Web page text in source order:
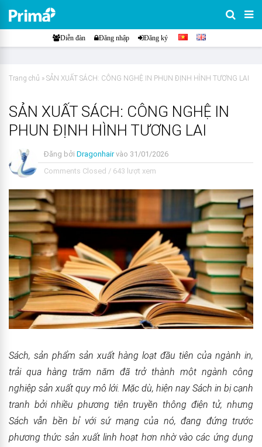
Diễn đàn Đăng nhập Đăng ký
Trang chủ » SẢN XUẤT SÁCH: CÔNG NGHỆ IN PHUN ĐỊNH HÌNH TƯƠNG LAI
SẢN XUẤT SÁCH: CÔNG NGHỆ IN
PHUN ĐỊNH HÌNH TƯƠNG LAI
Đăng bởi Dragonhairvào 31/01/2026
Comments Closed / 643 lượt xem
Sách, sản phẩm sản xuất hàng loạt đầu tiên của ngành in,
trải qua hàng trăm năm đã trở thành một ngành công
nghiệp sản xuất quy mô lới. Mặc dù, hiện nay Sách in bị cạnh
tranh bởi nhiều phương tiện truyền thông điện tử, nhưng
Sách vẫn bền bỉ với sứ mạng của nó, đang đứng trước
phương thức sản xuất linh hoạt hơn nhờ vào các ứng dụng